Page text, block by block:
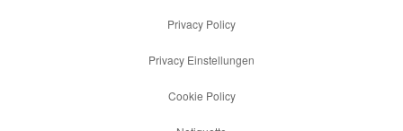
Privacy Policy
Privacy Einstellungen
Cookie Policy